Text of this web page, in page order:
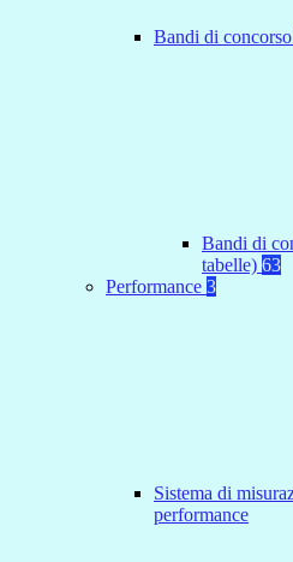
Bandi di concorso
Bandi di
tabelle) 63
Performance 3
Sistema di
performance